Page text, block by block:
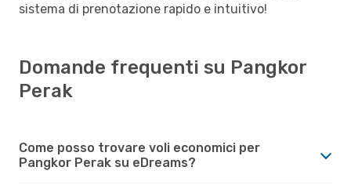
sistema di prenotazione rapido e intuitivo!
Domande frequenti su Pangkor
Perak
Come posso trovare voli economici per
Pangkor Perak su eDreams?